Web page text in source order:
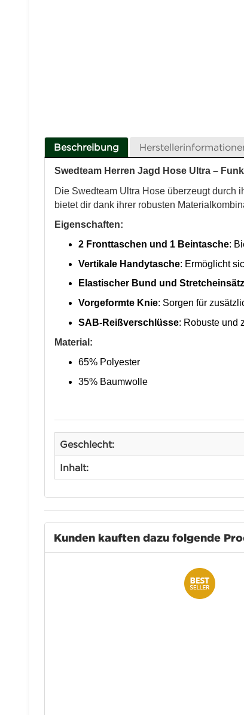
Beschreibung
Swedteam Herren Jagd Hose Ultra –
Die Swedteam Ultra Hose überzeugt durch
bietet dir dank ihrer robusten
Eigenschaften:
2 Fronttaschen und 1 Beintasche:
Vertikale Handytasche: Ermöglicht
Elastischer Bund und
Vorgeformte Knie: Sorgen für
SAB-Reißverschlüsse: Robuste und
Material:
65% Polyester
35% Baumwolle
Geschlecht:
Inhalt:
Kunden kauften dazu folgende